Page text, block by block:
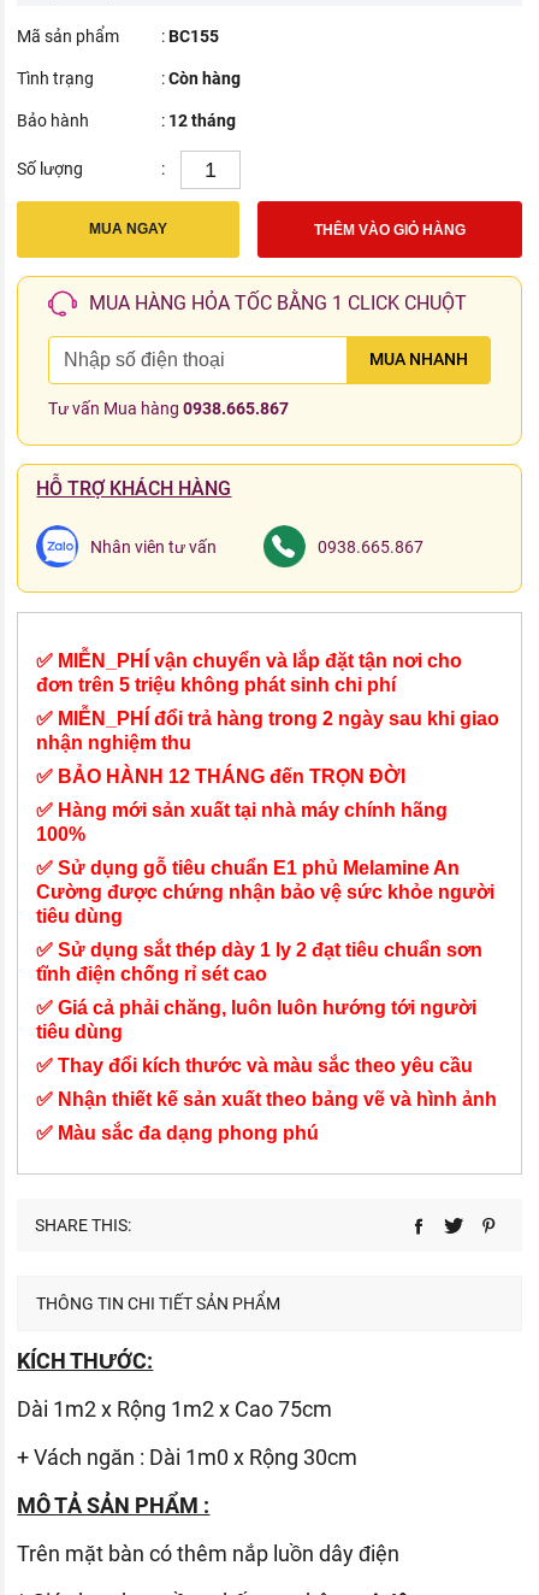
Mã sản phẩm :BC155
Tình trạng :Còn hàng
Bảo hành : 12 tháng
Số lượng :
MUA NGAY THÊM VÀO GIỎ HÀNG
MUA HÀNG HỎA TỐC BẰNG 1 CLICK CHUỘT
MUA NHANH
Tư vấn Mua hàng0938.665.867
HỖ TRỢ KHÁCH HÀNG
Nhân viên tư vấn 0938.665.867
✅ MIỄN_PHÍ vận chuyển và lắp đặt tận nơi cho
đơn trên 5 triệu không phát sinh chi phí
✅ MIỄN_PHÍ đổi trả hàng trong 2 ngày sau khi giao
nhận nghiệm thu
✅ BẢO HÀNH 12 THÁNG đến TRỌN ĐỜI
✅ Hàng mới sản xuất tại nhà máy chính hãng
100%
✅ Sử dụng gỗ tiêu chuẩn E1 phủ Melamine An
Cường được chứng nhận bảo vệ sức khỏe người
tiêu dùng
✅ Sử dụng sắt thép dày 1 ly 2 đạt tiêu chuẩn sơn
tĩnh điện chống rỉ sét cao
✅ Giá cả phải chăng, luôn luôn hướng tới người
tiêu dùng
✅ Thay đổi kích thước và màu sắc theo yêu cầu
✅ Nhận thiết kế sản xuất theo bảng vẽ và hình ảnh
✅ Màu sắc đa dạng phong phú
SHARE THIS:
THÔNG TIN CHI TIẾT SẢN PHẨM
KÍCH THƯỚC:
Dài 1m2 x Rộng 1m2 x Cao 75cm
+ Vách ngăn : Dài 1m0 x Rộng 30cm
MÔ TẢ SẢN PHẨM :
Trên mặt bàn có thêm nắp luồn dây điện